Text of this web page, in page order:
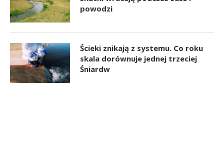
powodzi
Ścieki znikają z systemu. Co roku
skala dorównuje jednej trzeciej
Śniardw